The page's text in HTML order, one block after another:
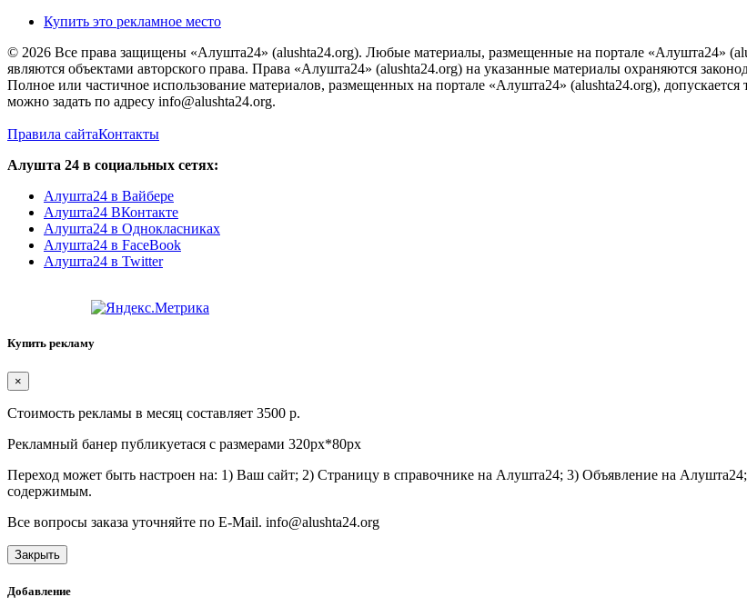
Купить это рекламное место
© 2026 Все права защищены «Алушта24» (alushta24.org). Любые материалы, размещенные на портале «Алушта24»
являются объектами авторского права. Права «Алушта24» (alushta24.org) на указанные материалы охраняются
Полное или частичное использование материалов, размещенных на портале «Алушта24» (alushta24.org),
можно задать по адресу info@alushta24.org.
Правила сайтаКонтакты
Алушта 24 в социальных сетях:
Алушта24 в Вайбере
Алушта24 ВКонтакте
Алушта24 в Однокласниках
Алушта24 в FaceBook
Алушта24 в Twitter
Купить рекламу
×
Стоимость рекламы в месяц составляет 3500 р.
Рекламный банер публикуетася с размерами 320px*80px
Переход может быть настроен на: 1) Ваш сайт; 2) Страницу в справочнике на Алушта24; 3) Объявление на
содержимым.
Все вопросы заказа уточняйте по E-Mail. info@alushta24.org
Закрыть
Добавление